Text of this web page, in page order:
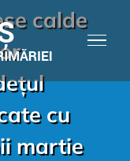
calde
cu
martie